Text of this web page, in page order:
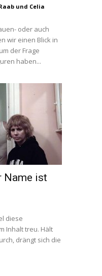
und Celia
oder auch
wir einen Blick in
der Frage
haben...
Name ist
diese
Inhalt treu. Hält
drängt sich die